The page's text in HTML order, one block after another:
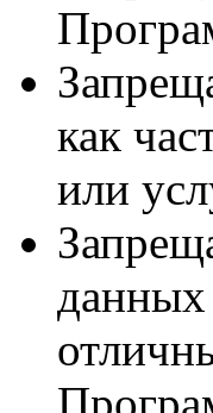
как
или